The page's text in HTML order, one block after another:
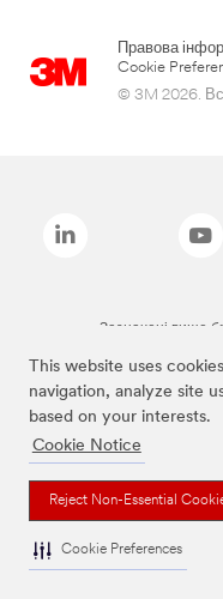
This website uses
navigation, analyze site
based on your interests.
Cookie Notice
Reject Non-Essential
Cookie Preferences
Правова
Cookie
© 3M 2026.
Зазначені вище